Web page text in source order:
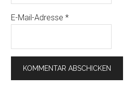
E-Mail-Adresse*